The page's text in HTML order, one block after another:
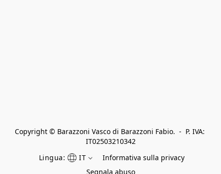
Copyright © Barazzoni Vasco di Barazzoni Fabio.  -  P. IVA:
IT02503210342
Lingua:
IT
Informativa sulla privacy
Segnala abuso